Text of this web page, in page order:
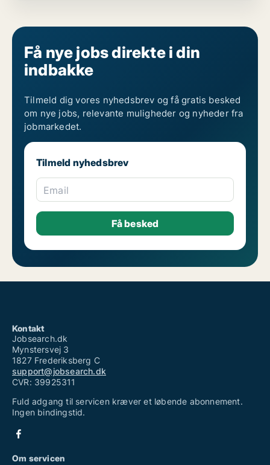
Få nye jobs direkte i din
indbakke
Tilmeld dig vores nyhedsbrev og få gratis besked
om nye jobs, relevante muligheder og nyheder fra
jobmarkedet.
Tilmeld nyhedsbrev
Email
Kontakt
Jobsearch.dk
Mynstersvej 3
1827 Frederiksberg C
support@jobsearch.dk
CVR: 39925311
Fuld adgang til servicen kræver et løbende abonnement.
Ingen bindingstid.
Om servicen